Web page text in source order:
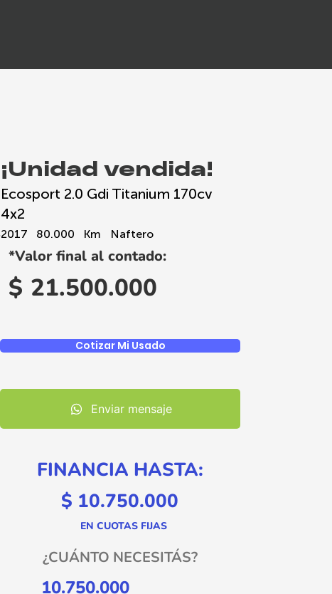
¡Unidad vendida!
Ecosport 2.0 Gdi Titanium 170cv
4x2
2017 80.000 Km Naftero
Cotizar Mi Usado
Enviar mensaje
FINANCIA HASTA:
$ 10.750.000
EN CUOTAS FIJAS
¿CUÁNTO NECESITÁS?
*Valor final al contado:
$ 21.500.000